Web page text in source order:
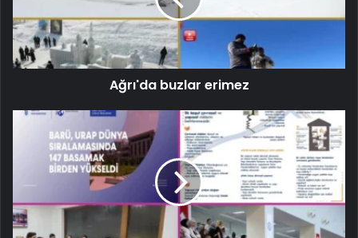
Ağrı'da buzlar erimez